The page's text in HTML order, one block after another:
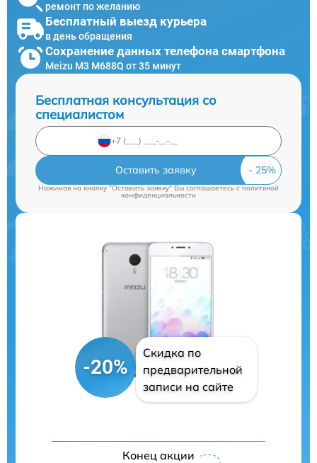
ремонт по желанию
Бесплатный выезд курьера
в день обращения
Сохранение данных телефона смартфона
Meizu M3 M688Q от 35 минут
Бесплатная консультация со
специалистом
Оставить заявку
Нажимая на кнопку "Оставить заявку" Вы соглашаетесь cполитикой
конфиденциальности
-20%
Скидка по
предварительной
записи на сайте
Конец акции